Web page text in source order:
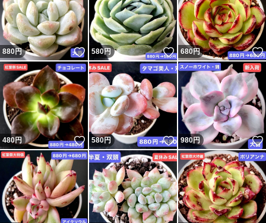
880円 いいね！
580円 いいね！
680円
480円 いいね！
580円 いいね！
980円